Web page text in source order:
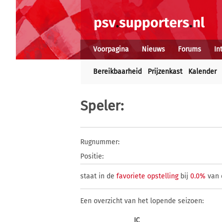
Voorpagina Nieuws Forums
Bereikbaarheid Prijzenkast Kalender
Speler:
Rugnummer:
Positie:
staat in de favoriete opstellingbij 0.0% van
Een overzicht van het lopende seizoen:
JC